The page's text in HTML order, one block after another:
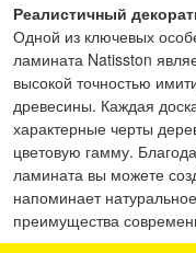
Реалистичный
Одной из ключевых
ламината Natisston
высокой точностью
древесины. Каждая
характерные черты
цветовую гамму.
ламината вы можете
напоминает
преимущества